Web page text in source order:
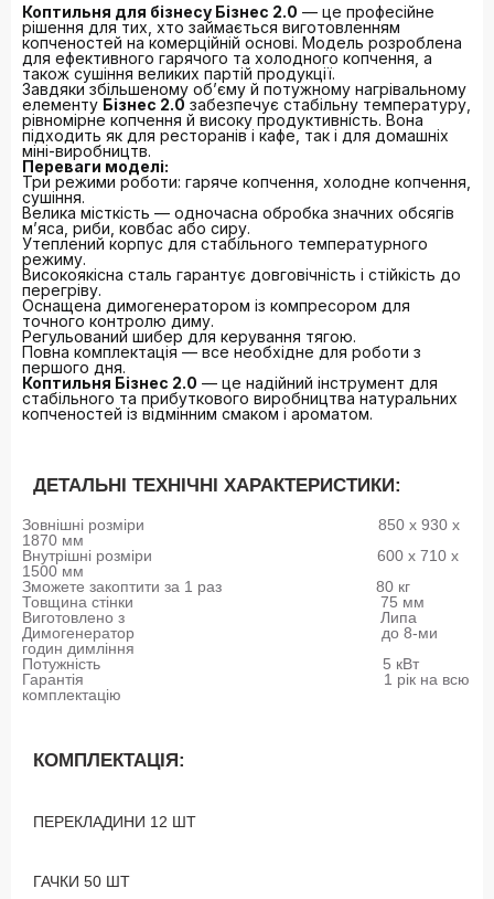
Коптильня для бізнесу Бізнес 2.0 — це професійне
рішення для тих, хто займається виготовленням
копченостей на комерційній основі. Модель розроблена
для ефективного гарячого та холодного копчення, а
також сушіння великих партій продукції.
Завдяки збільшеному об’єму й потужному нагрівальному
елементу Бізнес 2.0 забезпечує стабільну температуру,
рівномірне копчення й високу продуктивність. Вона
підходить як для ресторанів і кафе, так і для домашніх
міні-виробництв.
Переваги моделі:
Три режими роботи: гаряче копчення, холодне копчення,
сушіння.
Велика місткість — одночасна обробка значних обсягів
м’яса, риби, ковбас або сиру.
Утеплений корпус для стабільного температурного
режиму.
Високоякісна сталь гарантує довговічність і стійкість до
перегріву.
Оснащена димогенератором із компресором для
точного контролю диму.
Регульований шибер для керування тягою.
Повна комплектація — все необхідне для роботи з
першого дня.
Коптильня Бізнес 2.0 — це надійний інструмент для
стабільного та прибуткового виробництва натуральних
копченостей із відмінним смаком і ароматом.
ДЕТАЛЬНІ ТЕХНІЧНІ ХАРАКТЕРИСТИКИ:
Зовнішні розміри 850 х 930 х
1870 мм
Внутрішні розміри 600 х 710 х
1500 мм
Зможете закоптити за 1 раз 80 кг
Товщина стінки 75 мм
Виготовлено з Липа
Димогенератор до 8-ми
годин димління
Потужність 5 кВт
Гарантія 1 рік на всю
комплектацію
КОМПЛЕКТАЦІЯ:
ПЕРЕКЛАДИНИ 12 ШТ
ГАЧКИ 50 ШТ